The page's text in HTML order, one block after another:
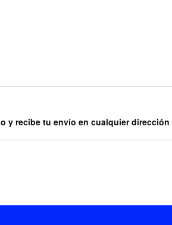
y recibe tu envío en cualquier dirección